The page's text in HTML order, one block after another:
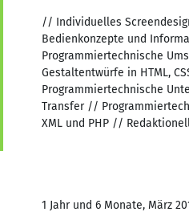
// Individuelles
Bedienkonzepte und
Programmiertechnische
Gestaltentwürfe in HTML,
Programmiertechnische
Transfer //
XML und PHP //
1 Jahr und 6 Monate, März